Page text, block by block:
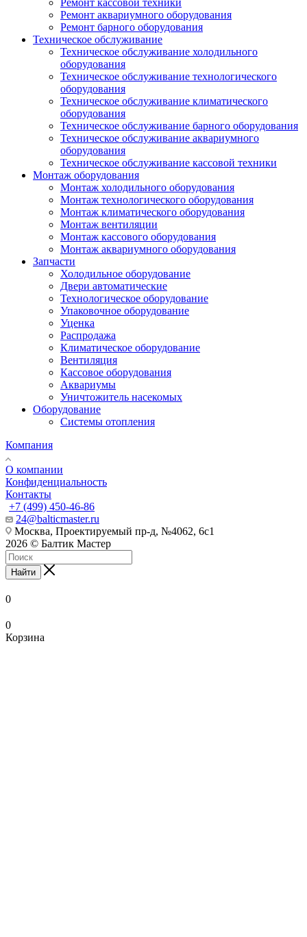
Ремонт аквариумного оборудования
Ремонт барного оборудования
Техническое обслуживание
Техническое обслуживание холодильного
оборудования
Техническое обслуживание технологического
оборудования
Техническое обслуживание климатического
оборудования
Техническое обслуживание барного оборудования
Техническое обслуживание аквариумного
оборудования
Техническое обслуживание кассовой техники
Монтаж оборудования
Монтаж холодильного оборудования
Монтаж технологического оборудования
Монтаж климатического оборудования
Монтаж вентиляции
Монтаж кассового оборудования
Монтаж аквариумного оборудования
Запчасти
Холодильное оборудование
Двери автоматические
Технологическое оборудование
Упаковочное оборудование
Уценка
Распродажа
Климатическое оборудование
Вентиляция
Кассовое оборудования
Аквариумы
Уничтожитель насекомых
Оборудование
Системы отопления
Компания
О компании
Конфиденциальность
Контакты
+7 (499) 450-46-86
24@balticmaster.ru
Москва, Проектируемый пр-д, №4062, 6с1
2026 © Балтик Мастер
Найти
0
0
Корзина